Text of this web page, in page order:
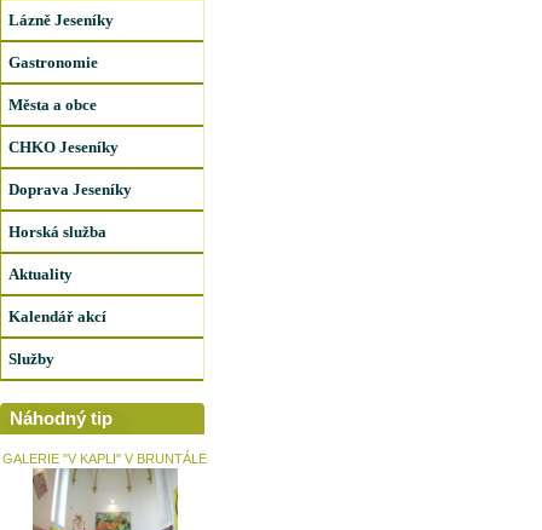
Lázně Jeseníky
Gastronomie
Města a obce
CHKO Jeseníky
Doprava Jeseníky
Horská služba
Aktuality
Kalendář akcí
Služby
Náhodný tip
GALERIE "V KAPLI" V BRUNTÁLE